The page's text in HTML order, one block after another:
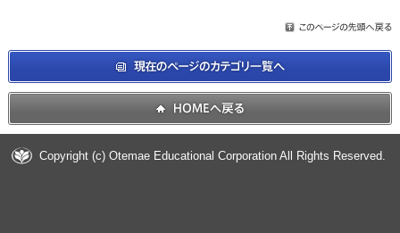
Copyright (c) Otemae Educational Corporation All Rights Reserved.